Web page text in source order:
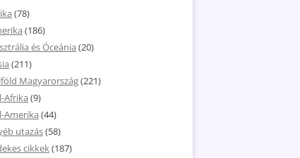
(78)
(186)
és Óceánia (20)
(211)
Magyarország(221)
Afrika (9)
Amerika (44)
utazás(58)
cikkek(187)